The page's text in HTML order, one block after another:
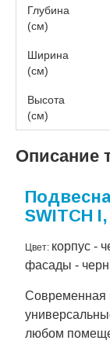
Глубина
(см)
Ширина
(см)
Высота
(см)
Описание
SWITCH
Цвет: корпус -
фасады -
Современная
любом